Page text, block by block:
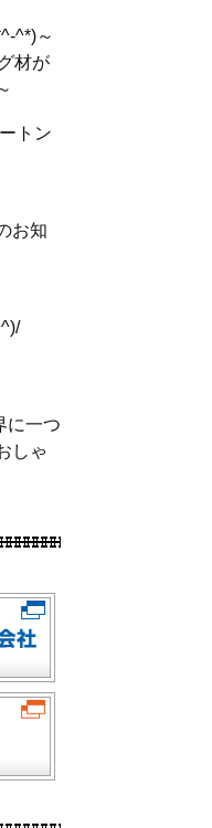
^*)～
材が
トン
お知
に一つ
しゃ